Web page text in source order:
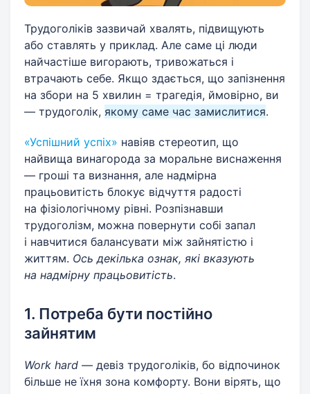
Трудоголіків зазвичай хвалять, підвищують
або ставлять у приклад. Але саме ці люди
найчастіше вигорають, тривожаться і
втрачають себе. Якщо здається, що запізнення
на збори на 5 хвилин = трагедія, ймовірно, ви
— трудоголік, якому саме час замислитися.
«Успішний успіх» навіяв стереотип, що
найвища винагорода за моральне виснаження
— гроші та визнання, але надмірна
працьовитість блокує відчуття радості
на фізіологічному рівні. Розпізнавши
трудоголізм, можна повернути собі запал
і навчитися балансувати між зайнятістю і
життям. Ось декілька ознак, які вказують
на надмірну працьовитість.
1. Потреба бути постійно
зайнятим
Work hard — девіз трудоголіків, бо відпочинок
більше не їхня зона комфорту. Вони вірять, що